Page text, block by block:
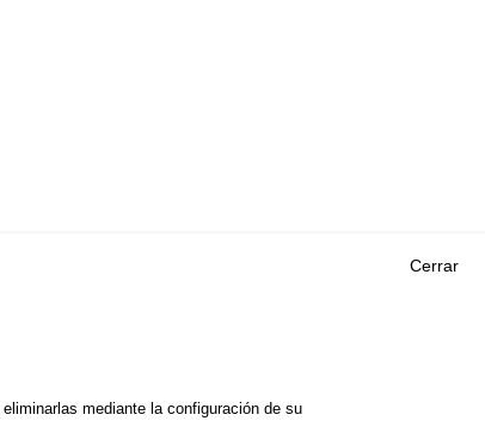
Cerrar
mediante la configuración de su